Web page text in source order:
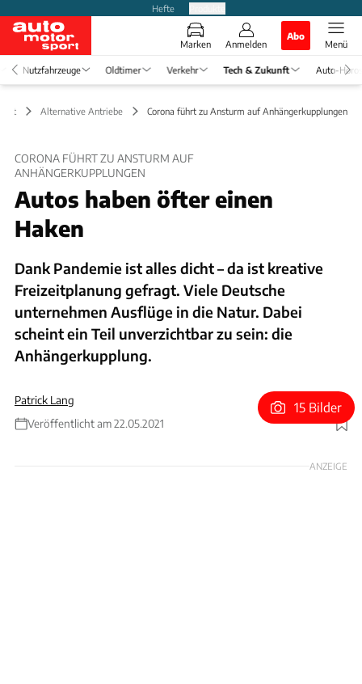
Hefte
Marken Anmelden
Abo
Menü
Nutzfahrzeuge Oldtimer Verkehr Tech & Zukunft Auto-
Alternative Antriebe Corona führt zu Ansturm auf Anhängerkupplungen
CORONA FÜHRT ZU ANSTURM AUF
ANHÄNGERKUPPLUNGEN
Autos haben öfter einen
Haken
Dank Pandemie ist alles dicht – da ist kreative
Freizeitplanung gefragt. Viele Deutsche
unternehmen Ausflüge in die Natur. Dabei
scheint ein Teil unverzichtbar zu sein: die
Anhängerkupplung.
Patrick Lang
Veröffentlicht am 22.05.2021
Foto: ams / Patrick Lang
15 Bilder
ANZEIGE